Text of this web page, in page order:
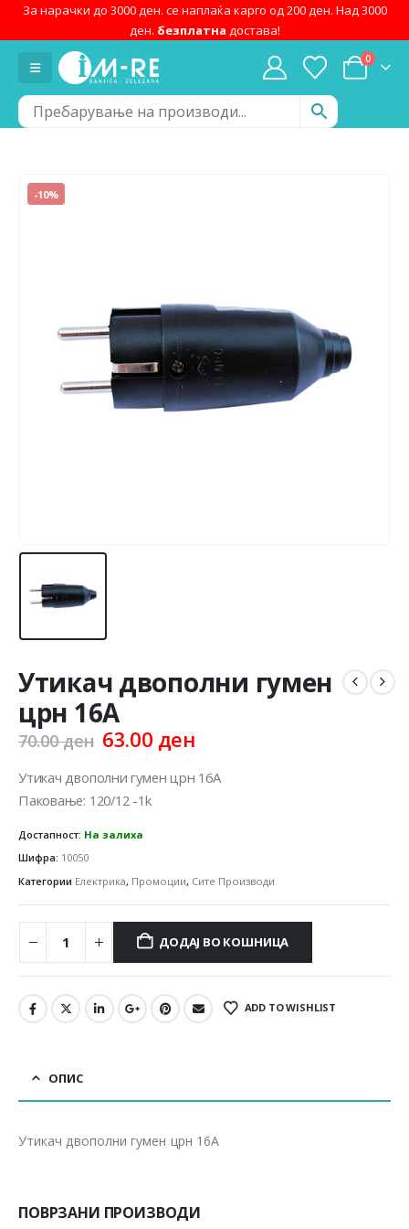
За нарачки до 3000 ден. се наплаќа карго од 200 ден. Над 3000
ден. безплатна достава!
0
-10%
Утикач двополни гумен
црн 16А
70.00ден Original
was:
70.00 ден.
63.00 денCurrent
is:
Утикач двополни гумен црн 16А
Паковање: 120/12 -1k
Достапност: На залиха
Шифра: 10050
Категории Електрика, Промоции, Сите Производи
ДОДАЈ ВО КОШНИЦА
ADD TO WISHLIST
ОПИС
Утикач двополни гумен црн 16А
ПОВРЗАНИ ПРОИЗВОДИ